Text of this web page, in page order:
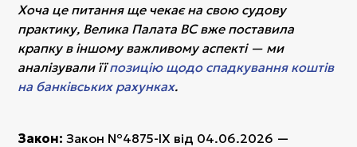
Хоча це питання ще чекає на свою судову
практику, Велика Палата ВС вже поставила
крапку в іншому важливому аспекті — ми
аналізували їїпозицію щодо спадкування коштів
на банківських рахунках.
Закон: Закон №4875-IX від 04.06.2026 —